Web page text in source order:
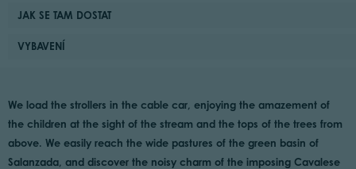
JAK SE TAM DOSTAT
VYBAVENÍ
We load the strollers in the cable car, enjoying the amazement of
the children at the sight of the stream and the tops of the trees from
above. We easily reach the wide pastures of the green basin of
Salanzada, and discover the noisy charm of the imposing Cavalese